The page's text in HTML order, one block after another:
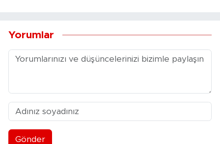
Yorumlar
Gönder